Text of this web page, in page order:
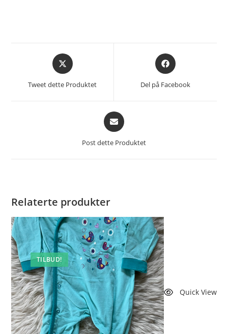
Åpnes
i
nytt
Tweet dette Produktet
Åpnes
i
et
nytt
Del på Facebook
Åpnes
i
nytt
Post dette Produktet
Relaterte produkter
TILBUD!
Quick View